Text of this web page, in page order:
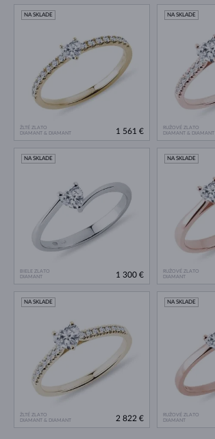
ŽLTÉ ZLATO
DIAMANT & DIAMANT
NA SKLADE
1 561 €
RUŽOVÉ ZLATO
DIAMANT & DIAMANT
NA SKLADE
BIELE ZLATO
DIAMANT
NA SKLADE
1 300 €
RUŽOVÉ ZLATO
DIAMANT
NA SKLADE
ŽLTÉ ZLATO
DIAMANT & DIAMANT
NA SKLADE
2 822 €
RUŽOVÉ ZLATO
DIAMANT
NA SKLADE